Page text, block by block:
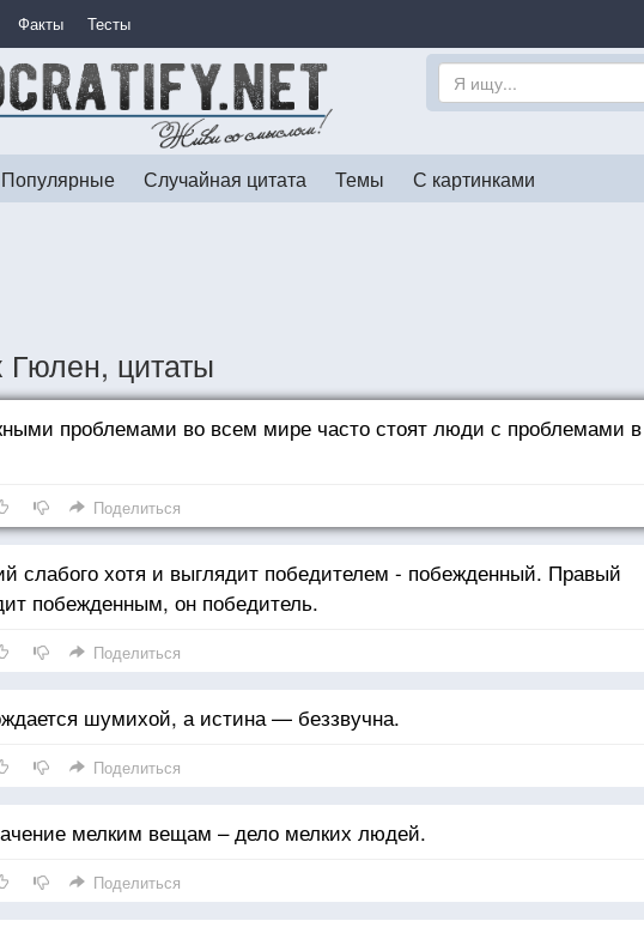
Факты Тесты
Популярные Случайная цитата Темы С картинками
Гюлен, цитаты
проблемами во всем мире часто стоят люди с проблемами в
Поделиться
слабого хотя и выглядит победителем - побежденный. Правый
побежденным, он победитель.
Поделиться
шумихой, а истина — беззвучна.
Поделиться
мелким вещам – дело мелких людей.
Поделиться